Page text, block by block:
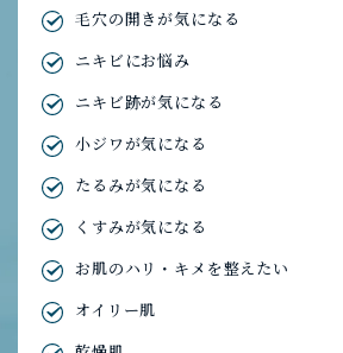
毛穴の開きが気になる
ニキビにお悩み
ニキビ跡が気になる
小ジワが気になる
たるみが気になる
くすみが気になる
お肌のハリ・キメを整えたい
オイリー肌